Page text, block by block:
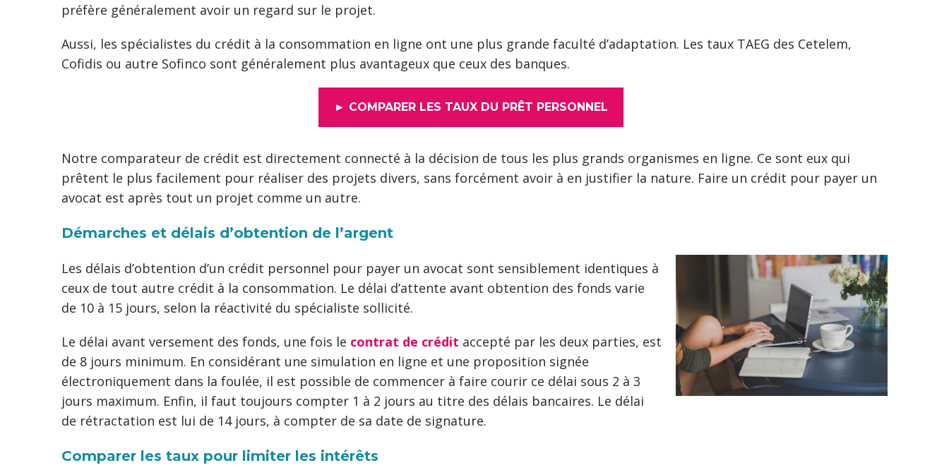
préfère généralement avoir un regard sur le projet.
Aussi, les spécialistes du crédit à la consommation en ligne ont une plus grande faculté d’adaptation. Les taux TAEG des Cetelem,
Cofidis ou autre Sofinco sont généralement plus avantageux que ceux des banques.
► COMPARER LES TAUX DU PRÊT PERSONNEL
Notre comparateur de crédit est directement connecté à la décision de tous les plus grands organismes en ligne. Ce sont eux qui
prêtent le plus facilement pour réaliser des projets divers, sans forcément avoir à en justifier la nature. Faire un crédit pour payer un
avocat est après tout un projet comme un autre.
Démarches et délais d’obtention de l’argent
Les délais d’obtention d’un crédit personnel pour payer un avocat sont sensiblement identiques à
ceux de tout autre crédit à la consommation. Le délai d’attente avant obtention des fonds varie
de 10 à 15 jours, selon la réactivité du spécialiste sollicité.
Le délai avant versement des fonds, une fois le contrat de crédit accepté par les deux parties, est
de 8 jours minimum. En considérant une simulation en ligne et une proposition signée
électroniquement dans la foulée, il est possible de commencer à faire courir ce délai sous 2 à 3
jours maximum. Enfin, il faut toujours compter 1 à 2 jours au titre des délais bancaires. Le délai
de rétractation est lui de 14 jours, à compter de sa date de signature.
Comparer les taux pour limiter les intérêts